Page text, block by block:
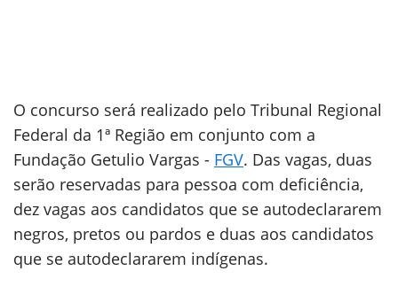
O concurso será realizado pelo Tribunal Regional
Federal da 1ª Região em conjunto com a
Fundação Getulio Vargas - FGV. Das vagas, duas
serão reservadas para pessoa com deficiência,
dez vagas aos candidatos que se autodeclararem
negros, pretos ou pardos e duas aos candidatos
que se autodeclararem indígenas.